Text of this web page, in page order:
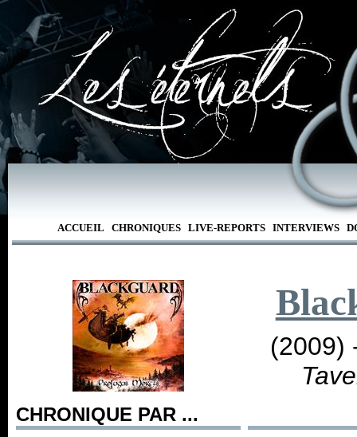
ACCUEIL CHRONIQUES LIVE-REPORTS INTERVIEWS
CHRONIQUE PAR ...
(2009)